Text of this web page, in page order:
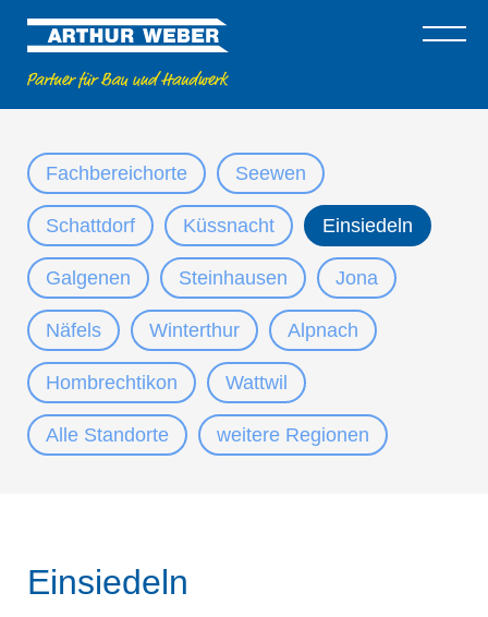
Fachbereichorte Seewen
Schattdorf Küssnacht Einsiedeln
Galgenen Steinhausen Jona
Näfels Winterthur Alpnach
Hombrechtikon Wattwil
Alle Standorte weitere Regionen
Einsiedeln